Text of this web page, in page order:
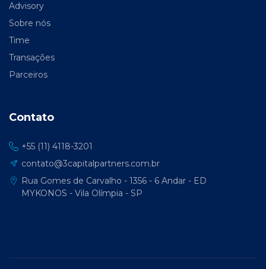
Advisory
Sobre nós
Time
Transações
Parceiros
Contato
+55 (11) 4118-3201
contato@3capitalpartners.com.br
Rua Gomes de Carvalho - 1356 - 6 Andar - ED
MYKONOS - Vila Olímpia - SP